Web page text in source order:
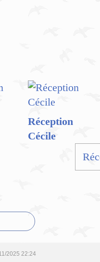
Réception
Cécile
2025 22:24